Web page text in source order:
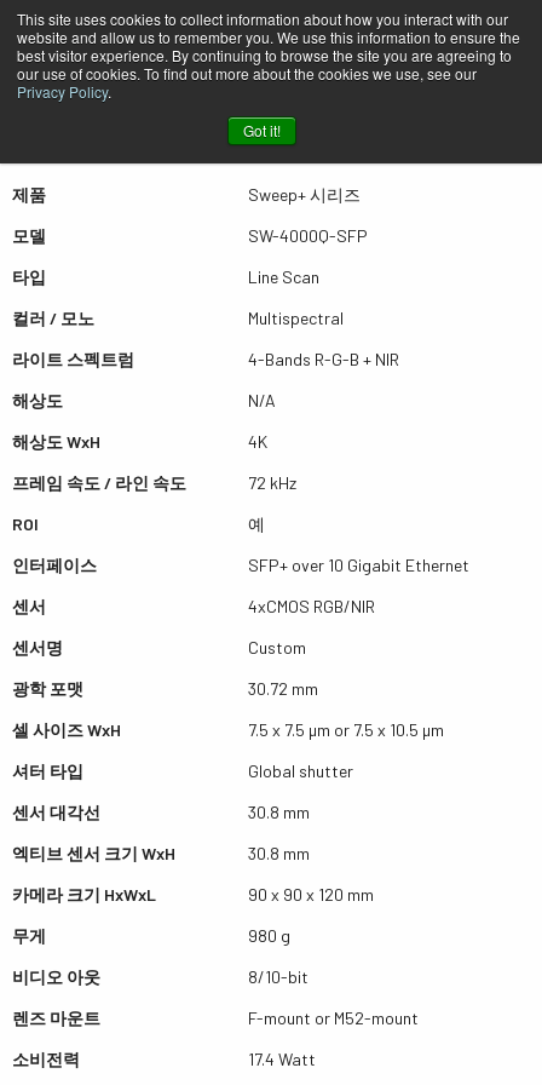
This site uses cookies to collect information about how you interact with our
website and allow us to remember you. We use this information to ensure the
best visitor experience. By continuing to browse the site you are agreeing to
our use of cookies. To find out more about the cookies we use, see our
Privacy Policy.
Got it!
퀵뷰 SW-4000Q-SFP
더많은 결과를 보시려면 스크롤하세요
제품
Sweep+ 시리즈
모델
SW-4000Q-SFP
타입
Line Scan
컬러 / 모노
Multispectral
라이트 스펙트럼
4-Bands R-G-B + NIR
해상도
N/A
해상도 WxH
4K
프레임 속도 / 라인 속도
72 kHz
ROI
예
인터페이스
SFP+ over 10 Gigabit Ethernet
센서
4xCMOS RGB/NIR
센서명
Custom
광학 포맷
30.72 mm
셀 사이즈 WxH
7.5 x 7.5 µm or 7.5 x 10.5 µm
셔터 타입
Global shutter
센서 대각선
30.8 mm
엑티브 센서 크기 WxH
30.8 mm
카메라 크기 HxWxL
90 x 90 x 120 mm
무게
980 g
비디오 아웃
8/10-bit
렌즈 마운트
F-mount or M52-mount
소비전력
17.4 Watt